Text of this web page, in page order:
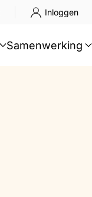
Inloggen
Samenwerking